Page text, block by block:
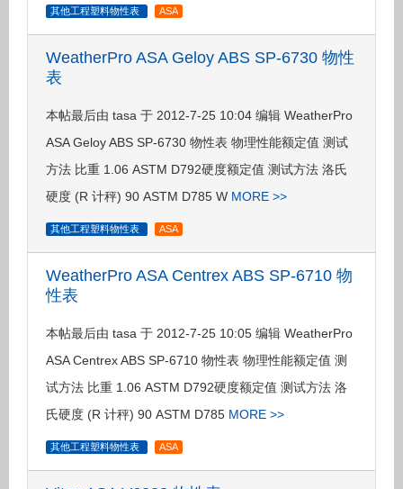
其他工程塑料物性表 ASA
WeatherPro ASA Geloy ABS SP-6730 物性
表
本帖最后由 tasa 于 2012-7-25 10:04 编辑 WeatherPro
ASA Geloy ABS SP-6730 物性表 物理性能额定值 测试
方法 比重 1.06 ASTM D792硬度额定值 测试方法 洛氏
硬度 (R 计秤) 90 ASTM D785 W MORE >>
其他工程塑料物性表 ASA
WeatherPro ASA Centrex ABS SP-6710 物
性表
本帖最后由 tasa 于 2012-7-25 10:05 编辑 WeatherPro
ASA Centrex ABS SP-6710 物性表 物理性能额定值 测
试方法 比重 1.06 ASTM D792硬度额定值 测试方法 洛
氏硬度 (R 计秤) 90 ASTM D785 MORE >>
其他工程塑料物性表 ASA